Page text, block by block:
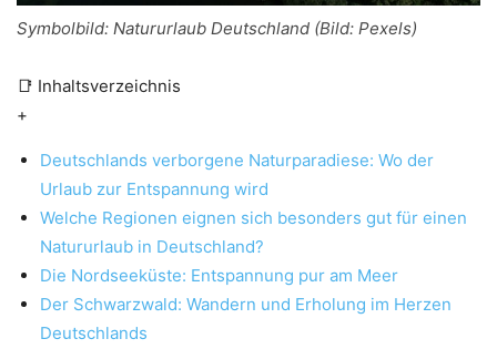
Symbolbild: Natururlaub Deutschland (Bild: Pexels)
📑 Inhaltsverzeichnis
+
Deutschlands verborgene Naturparadiese: Wo der
Urlaub zur Entspannung wird
Welche Regionen eignen sich besonders gut für einen
Natururlaub in Deutschland?
Die Nordseeküste: Entspannung pur am Meer
Der Schwarzwald: Wandern und Erholung im Herzen
Deutschlands